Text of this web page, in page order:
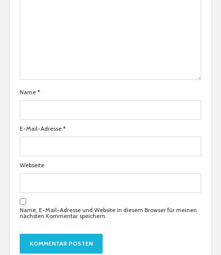
Name *
E-Mail-Adresse *
Webseite
Name, E-Mail-Adresse und Website in diesem Browser für meinen
nächsten Kommentar speichern.